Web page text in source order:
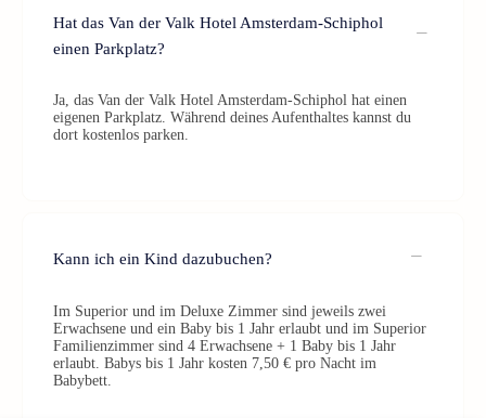
Hat das Van der Valk Hotel Amsterdam-Schiphol
einen Parkplatz?
Ja, das Van der Valk Hotel Amsterdam-Schiphol hat einen
eigenen Parkplatz. Während deines Aufenthaltes kannst du
dort kostenlos parken.
Kann ich ein Kind dazubuchen?
Im Superior und im Deluxe Zimmer sind jeweils zwei
Erwachsene und ein Baby bis 1 Jahr erlaubt und im Superior
Familienzimmer sind 4 Erwachsene + 1 Baby bis 1 Jahr
erlaubt. Babys bis 1 Jahr kosten 7,50 € pro Nacht im
Babybett.